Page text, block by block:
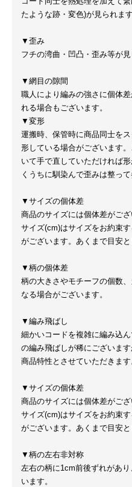
たような跡・変色)が見られます
▼歪み
フチの湾曲・凹凸・歪み等が
▼網目の隙間
職人により編みの強さに個体
れる場合もございます。
▼変形
運搬時、保管時に商品同士を
形している場合がございます
いて手で直していただければ
くうちに馴染んで歪みは整って
▼サイズの個体差
商品のサイズには個体差がご
サイズ(cm)はサイズをお約束
がございます。あくまで目安と
▼柄の個体差
柄の大きさやモチーフの個数
なる場合がございます。
▼編み飛ばし
細かいコードを複雑に編み込
の編み飛ばしが稀にございま
商品特性とさせていただきます
▼サイズの個体差
商品のサイズには個体差がご
サイズ(cm)はサイズをお約束
がございます。あくまで目安と
▼柄の左右非対称
左右の柄に1cm前後ずれがあ
います。